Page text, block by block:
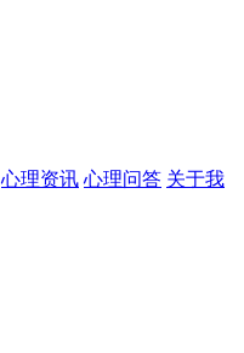
心理资讯 心理问答 关于我